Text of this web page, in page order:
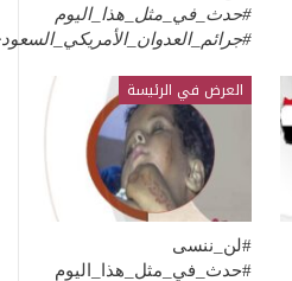
#حدث_في_مثل_هذا_اليوم
العرض في الرئيسة
#لن_ننسى
#حدث_في_مثل_هذا_اليوم